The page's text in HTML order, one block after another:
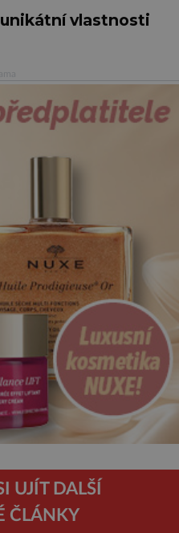
vlastnosti
UJÍT DALŠÍ
ČLÁNKY